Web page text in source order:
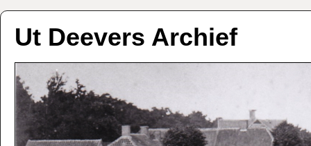
Ut Deevers Archief